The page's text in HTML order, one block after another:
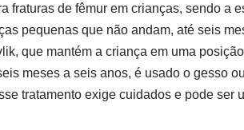
fraturas de fêmur em crianças, sendo a
pequenas que não andam, até seis
que mantém a criança em uma
meses a seis anos, é usado o gesso
tratamento exige cuidados e pode ser